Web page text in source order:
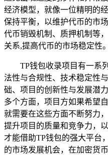
经济模型，就像一位精明的
保持平衡，以维护代币的市
代币销毁机制、质押机制等
关系,提高代币的市场稳定性。
TP钱包收录项目有一系
法性与合规性、技术稳定性
础、项目的创新性与发展潜
多个方面，项目方如果希望
就需要在这些方面不断努力
提升项目的质量和竞争力，
才能借助TP钱包的强大平台
的市场发展机会，在加密货